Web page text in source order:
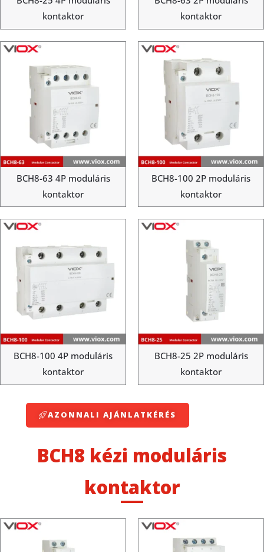
kontaktor
kontaktor
BCH8-63 4P moduláris
kontaktor
BCH8-100 2P moduláris
kontaktor
BCH8-100 4P moduláris
kontaktor
BCH8-25 2P moduláris
kontaktor
AZONNALI AJÁNLATKÉRÉS
BCH8 kézi moduláris
kontaktor